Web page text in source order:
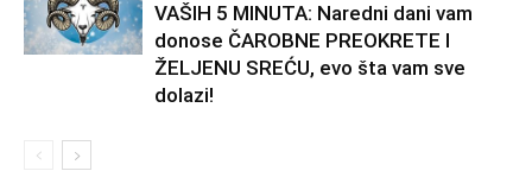
VAŠIH 5 MINUTA: Naredni dani vam
donose ČAROBNE PREOKRETE I
ŽELJENU SREĆU, evo šta vam sve
dolazi!